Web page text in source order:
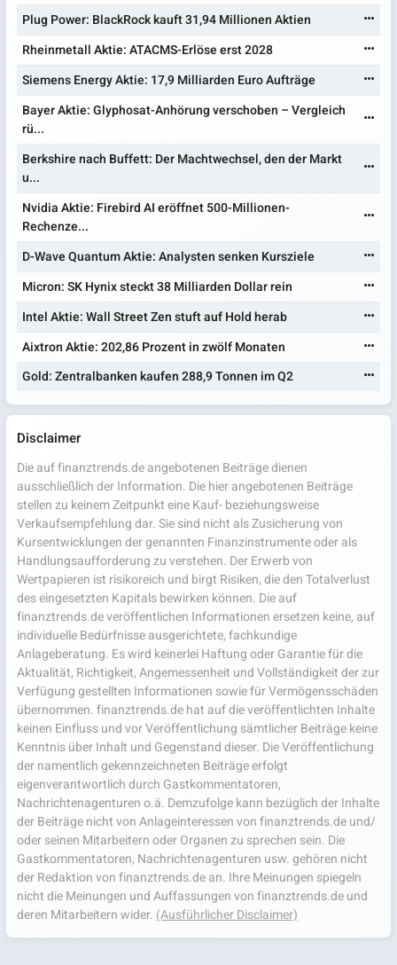
Plug Power: BlackRock kauft 31,94 Millionen Aktien
Rheinmetall Aktie: ATACMS-Erlöse erst 2028
Siemens Energy Aktie: 17,9 Milliarden Euro Aufträge
Bayer Aktie: Glyphosat-Anhörung verschoben – Vergleich
rü...
Berkshire nach Buffett: Der Machtwechsel, den der Markt
u...
Nvidia Aktie: Firebird AI eröffnet 500-Millionen-
Rechenze...
D-Wave Quantum Aktie: Analysten senken Kursziele
Micron: SK Hynix steckt 38 Milliarden Dollar rein
Intel Aktie: Wall Street Zen stuft auf Hold herab
Aixtron Aktie: 202,86 Prozent in zwölf Monaten
Gold: Zentralbanken kaufen 288,9 Tonnen im Q2
Disclaimer
Die auf finanztrends.de angebotenen Beiträge dienen
ausschließlich der Information. Die hier angebotenen Beiträge
stellen zu keinem Zeitpunkt eine Kauf- beziehungsweise
Verkaufsempfehlung dar. Sie sind nicht als Zusicherung von
Kursentwicklungen der genannten Finanzinstrumente oder als
Handlungsaufforderung zu verstehen. Der Erwerb von
Wertpapieren ist risikoreich und birgt Risiken, die den Totalverlust
des eingesetzten Kapitals bewirken können. Die auf
finanztrends.de veröffentlichen Informationen ersetzen keine, auf
individuelle Bedürfnisse ausgerichtete, fachkundige
Anlageberatung. Es wird keinerlei Haftung oder Garantie für die
Aktualität, Richtigkeit, Angemessenheit und Vollständigkeit der zur
Verfügung gestellten Informationen sowie für Vermögensschäden
übernommen. finanztrends.de hat auf die veröffentlichten Inhalte
keinen Einfluss und vor Veröffentlichung sämtlicher Beiträge keine
Kenntnis über Inhalt und Gegenstand dieser. Die Veröffentlichung
der namentlich gekennzeichneten Beiträge erfolgt
eigenverantwortlich durch Gastkommentatoren,
Nachrichtenagenturen o.ä. Demzufolge kann bezüglich der Inhalte
der Beiträge nicht von Anlageinteressen von finanztrends.de und/
oder seinen Mitarbeitern oder Organen zu sprechen sein. Die
Gastkommentatoren, Nachrichtenagenturen usw. gehören nicht
der Redaktion von finanztrends.de an. Ihre Meinungen spiegeln
nicht die Meinungen und Auffassungen von finanztrends.de und
deren Mitarbeitern wider. (Ausführlicher Disclaimer)